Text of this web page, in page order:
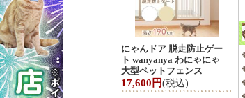
にゃんドア 脱走防止ゲー
ト wanyanya わにゃにゃ
大型ペットフェンス
17,600円(税込)